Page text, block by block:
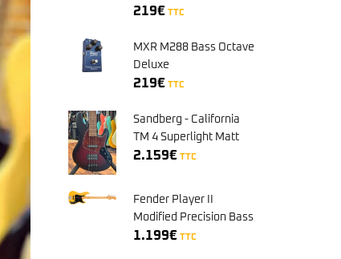
2.349€.
219€ TTC
MXR M288 Bass Octave
Deluxe
219€ TTC
Sandberg - California
TM 4 Superlight Matt
Redburst PF N°47269
2.159€ TTC
Fender Player II
Modified Precision Bass
MN SSY Sunshine
1.199€ TTC